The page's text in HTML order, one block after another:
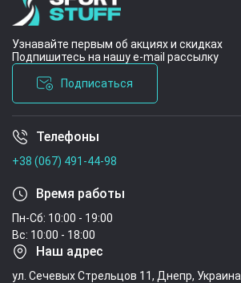
Узнавайте первым об акциях и скидках
Подпишитесь на нашу e-mail рассылку
Подписаться
Условия соглашения
Телефоны
+38 (067) 491-44-98
Время работы
Пн-Сб: 10:00 - 19:00
Вс: 10:00 - 18:00
Наш адрес
ул. Сечевых Стрельцов 11, Днепр, Украина